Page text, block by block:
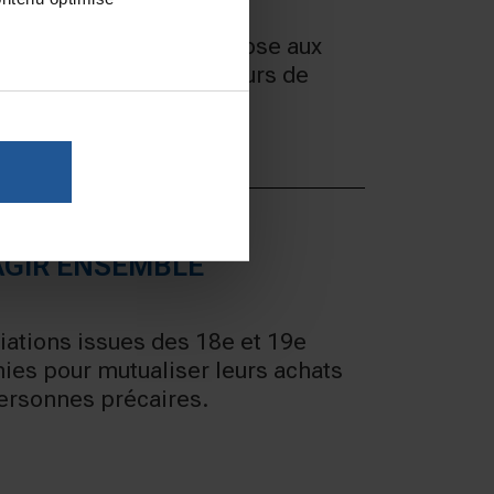
Notre Dame, propose aux
un parcours de
ENSEMBLE
issues des 18e et 19e
pour mutualiser leurs achats
précaires.